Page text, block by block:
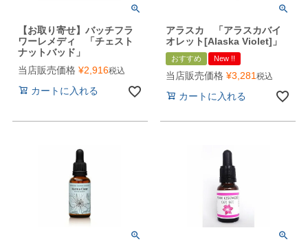
【お取り寄せ】バッチフラ
ワーレメディ 「チェスト
ナットバッド」
当店販売価格 ¥2,916税込
カートに入れる
アラスカ 「アラスカバイ
オレット[Alaska Violet]」
おすすめ New !!
当店販売価格 ¥3,281 税込
カートに入れる